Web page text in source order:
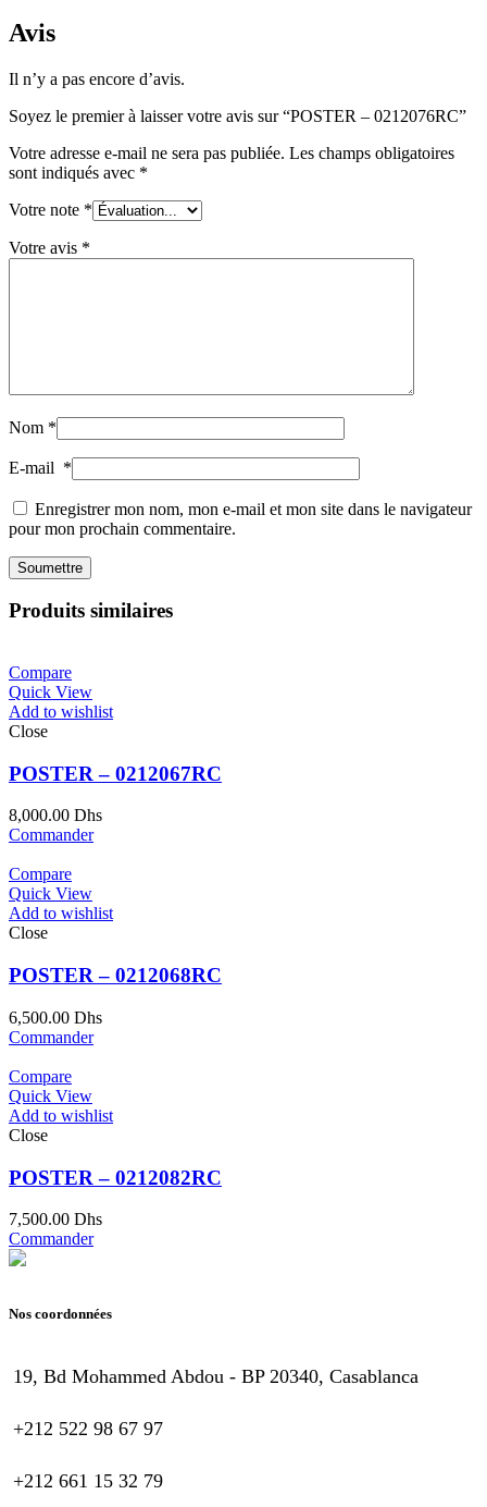
Avis
Il n’y a pas encore d’avis.
Soyez le premier à laisser votre avis sur “POSTER – 0212076RC”
Votre adresse e-mail ne sera pas publiée. Les champs obligatoires
sont indiqués avec *
Votre note *
Votre avis *
Nom *
E-mail *
Enregistrer mon nom, mon e-mail et mon site dans le navigateur
pour mon prochain commentaire.
Produits similaires
Compare
Quick View
Add to wishlist
Close
POSTER – 0212067RC
8,000.00 Dhs
Commander
Compare
Quick View
Add to wishlist
Close
POSTER – 0212068RC
6,500.00 Dhs
Commander
Compare
Quick View
Add to wishlist
Close
POSTER – 0212082RC
7,500.00 Dhs
Commander
Nos coordonnées
19, Bd Mohammed Abdou - BP 20340, Casablanca
+212 522 98 67 97
+212 661 15 32 79